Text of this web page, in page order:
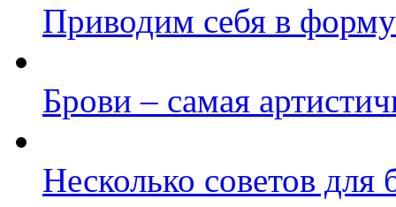
Приводим себя в
Брови – самая
Несколько советов